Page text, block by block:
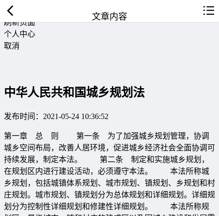
返回首页
刷新页面
个人中心
取消
文章内容
中华人民共和国城乡规划法
发布时间：2021-05-24 10:36:52
第一章 总 则 第一条 为了加强城乡规划管理，协调
城乡空间布局，改善人居环境，促进城乡经济社会全面协调可
持续发展，制定本法。 第二条 制定和实施城乡规划，
在规划区内进行建设活动，必须遵守本法。 本法所称城
乡规划，包括城镇体系规划、城市规划、镇规划、乡规划和村
庄规划。城市规划、镇规划分为总体规划和详细规划。详细规
划分为控制性详细规划和修建性详细规划。 本法所称规